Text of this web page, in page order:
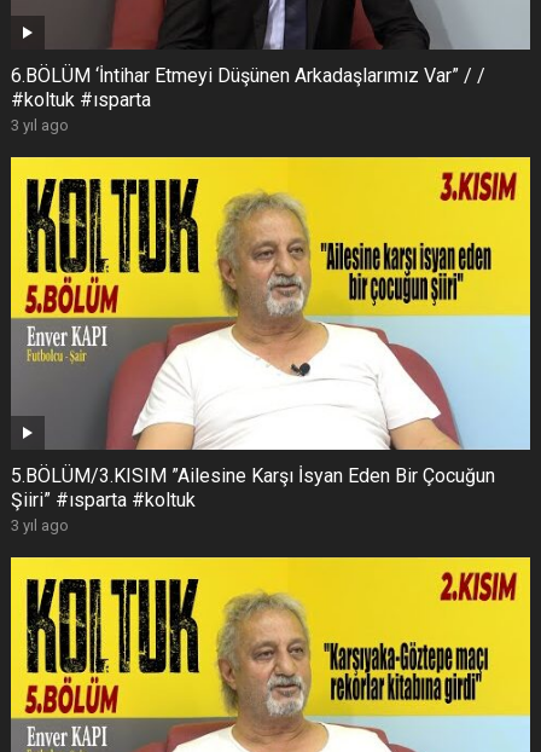
6.BÖLÜM ‘İntihar Etmeyi Düşünen Arkadaşlarımız Var” / /
#koltuk #ısparta
3 yıl ago
5.BÖLÜM/3.KISIM ”Ailesine Karşı İsyan Eden Bir Çocuğun
Şiiri” #ısparta #koltuk
3 yıl ago